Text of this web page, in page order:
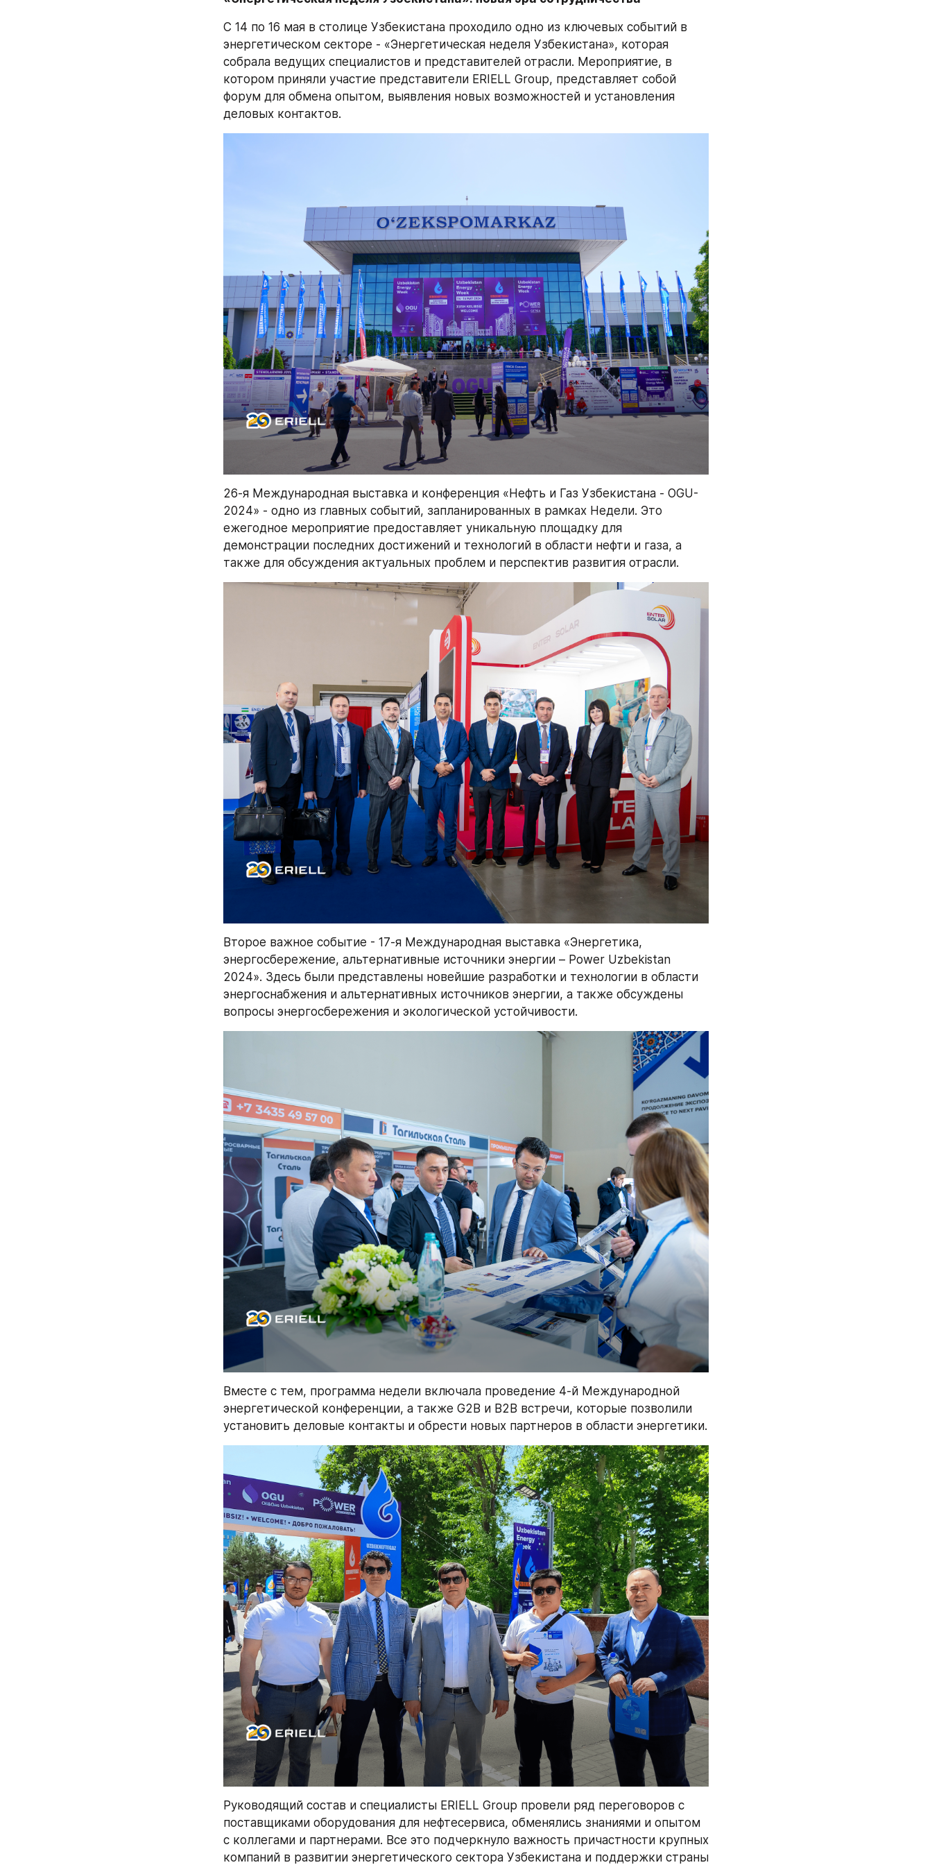
С 14 по 16 мая в столице Узбекистана проходило одно из ключевых событий в
энергетическом секторе - «Энергетическая неделя Узбекистана», которая
собрала ведущих специалистов и представителей отрасли. Мероприятие, в
котором приняли участие представители ERIELL Group, представляет собой
форум для обмена опытом, выявления новых возможностей и установления
деловых контактов.
26-я Международная выставка и конференция «Нефть и Газ Узбекистана - OGU-
2024» - одно из главных событий, запланированных в рамках Недели. Это
ежегодное мероприятие предоставляет уникальную площадку для
демонстрации последних достижений и технологий в области нефти и газа, а
также для обсуждения актуальных проблем и перспектив развития отрасли.
Второе важное событие - 17-я Международная выставка «Энергетика,
энергосбережение, альтернативные источники энергии – Power Uzbekistan
2024». Здесь были представлены новейшие разработки и технологии в области
энергоснабжения и альтернативных источников энергии, а также обсуждены
вопросы энергосбережения и экологической устойчивости.
Вместе с тем, программа недели включала проведение 4-й Международной
энергетической конференции, а также G2B и B2B встречи, которые позволили
установить деловые контакты и обрести новых партнеров в области энергетики.
Руководящий состав и специалисты ERIELL Group провели ряд переговоров с
поставщиками оборудования для нефтесервиса, обменялись знаниями и опытом
с коллегами и партнерами. Все это подчеркнуло важность причастности крупных
компаний в развитии энергетического сектора Узбекистана и поддержки страны